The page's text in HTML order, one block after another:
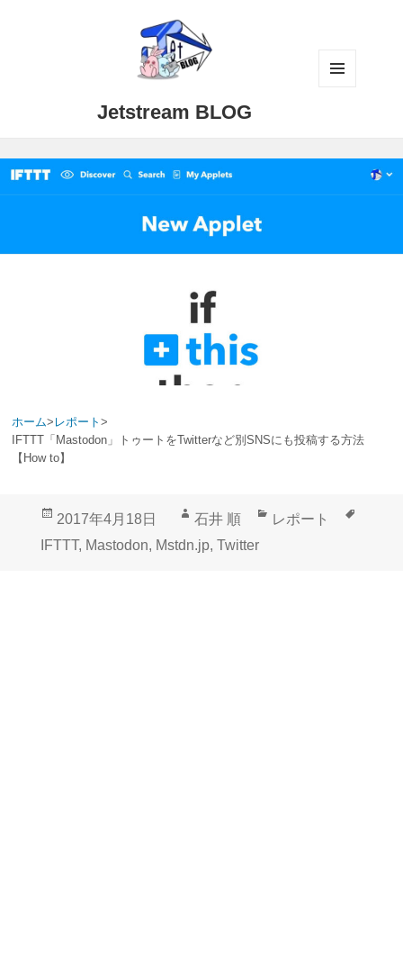
Jetstream BLOG
ホーム> レポート>
IFTTT「Mastodon」トゥートをTwitterなど別SNSにも投稿する方法
【How to】
投
稿
2017年4月18日
作
成
石井 順
カ
レポート
IFTTT, Mastodon, Mstdn.jp, Twitter